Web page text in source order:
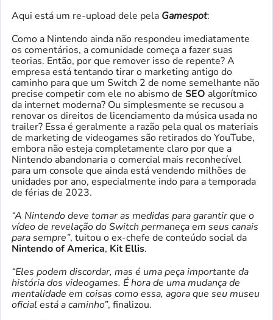
Aqui está um re-upload dele pela Gamespot:
Como a Nintendo ainda não respondeu imediatamente
os comentários, a comunidade começa a fazer suas
teorias. Então, por que remover isso de repente? A
empresa está tentando tirar o marketing antigo do
caminho para que um Switch 2 de nome semelhante não
precise competir com ele no abismo de SEO algorítmico
da internet moderna? Ou simplesmente se recusou a
renovar os direitos de licenciamento da música usada no
trailer? Essa é geralmente a razão pela qual os materiais
de marketing de videogames são retirados do YouTube,
embora não esteja completamente claro por que a
Nintendo abandonaria o comercial mais reconhecível
para um console que ainda está vendendo milhões de
unidades por ano, especialmente indo para a temporada
de férias de 2023.
“A Nintendo deve tomar as medidas para garantir que o
vídeo de revelação do Switch permaneça em seus canais
para sempre”, tuitou o ex-chefe de conteúdo social da
Nintendo of America, Kit Ellis.
“Eles podem discordar, mas é uma peça importante da
história dos videogames. É hora de uma mudança de
mentalidade em coisas como essa, agora que seu museu
oficial está a caminho”, finalizou.